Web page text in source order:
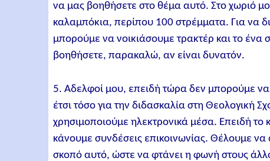
να μας βοηθήσετε στο θέμα αυτό. Στο χωριό
καλαμπόκια, περίπου 100 στρέμματα. Για να
μπορούμε να νοικιάσουμε τρακτέρ και το ένα
βοηθήσετε, παρακαλώ, αν είναι δυνατόν.
5. Αδελφοί μου, επειδή τώρα δεν μπορούμε
έτσι τόσο για την διδασκαλία στη Θεολογική
χρησιμοποιούμε ηλεκτρονικά μέσα. Επειδή το
κάνουμε συνδέσεις επικοινωνίας. Θέλουμε
σκοπό αυτό, ώστε να φτάνει η φωνή στους